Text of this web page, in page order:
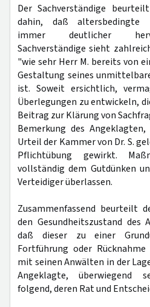
Der Sachverständige
dahin, daß altersbedingte
immer deutlicher
Sachverständige sieht
"wie sehr Herr M. bereits von
Gestaltung seines
ist. Soweit ersichtlich,
Überlegungen zu entwickeln,
Beitrag zur Klärung von
Bemerkung des
Urteil der Kammer von Dr. S.
Pflichtübung gewirkt.
vollständig dem Gutdünken
Verteidiger überlassen.
Zusammenfassend beurteilt
den Gesundheitszustand des
daß dieser zu einer
Fortführung oder
mit seinen Anwälten in der
Angeklagte, überwiegend
folgend, deren Rat und